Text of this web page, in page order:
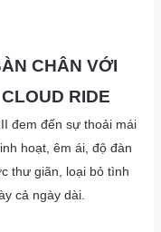
CHÂN VỚI
RIDE
đem đến sự thoải mái
hoạt, êm ái, độ đàn
thư giãn, loại bỏ tình
cả ngày dài.